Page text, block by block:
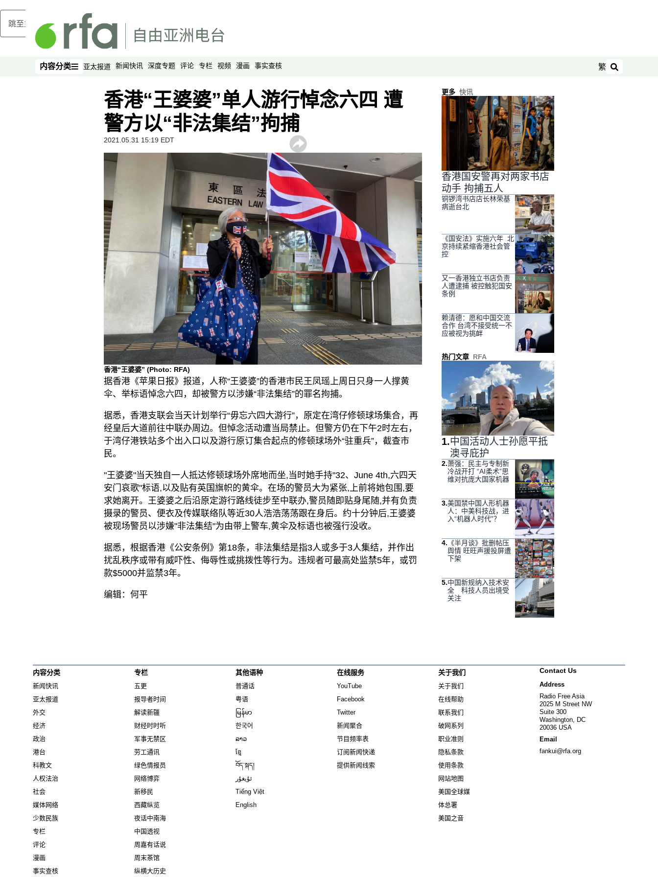
跳至主内容
内容分类
内容分类 亚太报道 新闻快讯 深度专题 评论 专栏 视频 漫画 事实查核 繁
搜索
夜话中南海
新移民
纵横大历史
网络博弈
西藏纵览
解读新疆
财经时时听
评论
播客
显示 播客 个子部分
《亚太报道》音频
漫画
事实查核
视频
显示 视频 个子部分
亚洲很想聊
观点
专题与访谈
兵家常事
香港“王婆婆”单人游行悼念六四 遭
警方以“非法集结”拘捕
2021.05.31 15:19 EDT
香港“王婆婆” (Photo: RFA)
据香港《苹果日报》报道，人称“王婆婆”的香港市民王凤瑶上周日只身一人撑黄
伞、举标语悼念六四，却被警方以涉嫌“非法集结”的罪名拘捕。
据悉，香港支联会当天计划举行“毋忘六四大游行”，原定在湾仔修顿球场集合，再
经皇后大道前往中联办周边。但悼念活动遭当局禁止。但警方仍在下午2时左右，
于湾仔港铁站多个出入口以及游行原订集合起点的修顿球场外“驻重兵”，截查市
民。
"王婆婆"当天独自一人抵达修顿球场外席地而坐,当时她手持"32、June 4th,六四天
安门哀歌"标语,以及贴有英国旗帜的黄伞。在场的警员大为紧张,上前将她包围,要
求她离开。王婆婆之后沿原定游行路线徒步至中联办,警员随即贴身尾随,并有负责
摄录的警员、便衣及传媒联络队等近30人浩浩荡荡跟在身后。约十分钟后,王婆婆
被现场警员以涉嫌"非法集结"为由带上警车,黄伞及标语也被强行没收。
据悉，根据香港《公安条例》第18条，非法集结是指3人或多于3人集结，并作出
扰乱秩序或带有威吓性、侮辱性或挑拨性等行为。违规者可最高处监禁5年，或罚
款$5000并监禁3年。
编辑：何平
更多 快讯
香港国安警再对两家书店
动手 拘捕五人
铜锣湾书店店长林荣基
病逝台北
《国安法》实施六年 北
京持续紧缩香港社会管
控
又一香港独立书店负责
人遭逮捕 被控触犯国安
条例
赖清德：愿和中国交流
合作 台湾不接受统一不
应被视为挑衅
热门文章 RFA
1.中国活动人士孙愿平抵
澳寻庇护
2.萧强：民主与专制新
冷战开打 “AI柔术”思
维对抗庞大国家机器
3.美国禁中国人形机器
人：中美科技战，进
入“机器人时代”？
4. 《半月谈》批删帖压
舆情 旺旺声援投屏遭
下架
5.中国新规纳入技术安
全 科技人员出境受
关注
内容分类
新闻快讯
亚太报道
外交
经济
政治
港台
科教文
人权法治
社会
媒体网络
少数民族
专栏
评论
漫画
事实查核
专栏
五更
报导者时间
解读新疆
财经时时听
军事无禁区
劳工通讯
绿色情报员
网络博弈
新移民
西藏纵览
夜话中南海
中国透视
周嘉有话说
周末茶馆
纵横大历史
其他语种
普通话
粤语
မြန်မာ
한국어
ລາວ
ខ្មែ
བོད་སྐད།
ئۇيغۇر
Tiếng Việt
English
在线服务
YouTube
Facebook
Twitter
新闻聚合
节目频率表
订阅新闻快递
提供新闻线索
关于我们
关于我们
在线帮助
联系我们
破网系列
职业准则
隐私条款
使用条款
网站地图
美国全球媒
体总署
美国之音
Contact Us
Address
Radio Free Asia
2025 M Street NW
Suite 300
Washington, DC
20036 USA
Email
fankui@rfa.org